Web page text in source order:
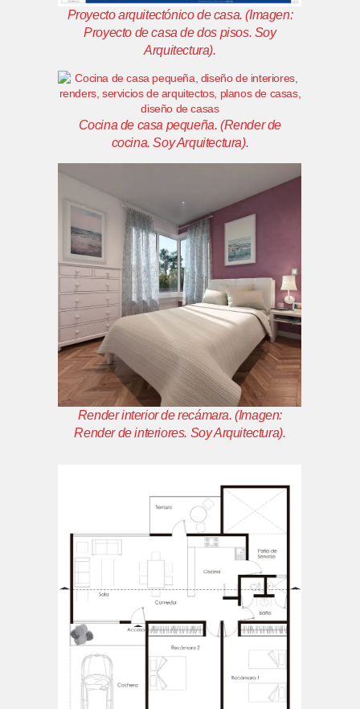
Proyecto arquitectónico de casa.(Imagen:
Proyecto de casa de dos pisos. Soy
Arquitectura).
Cocina de casa pequeña. (Render de
cocina. Soy Arquitectura).
Render interior de recámara.(Imagen:
Render de interiores. Soy Arquitectura).